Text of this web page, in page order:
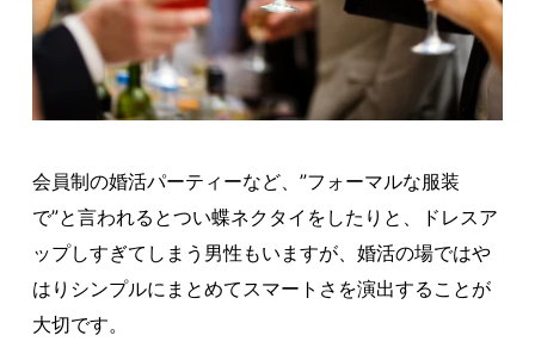
会員制の婚活パーティーなど、”フォーマルな服装
で”と言われるとつい蝶ネクタイをしたりと、ドレスア
ップしすぎてしまう男性もいますが、婚活の場ではや
はりシンプルにまとめてスマートさを演出することが
大切です。